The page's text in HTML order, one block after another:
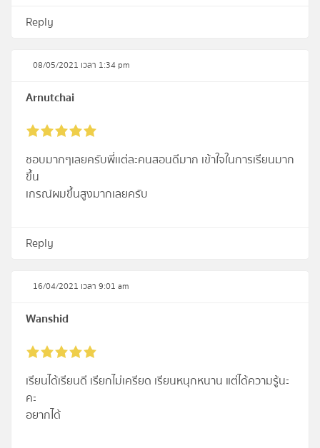
Reply
08/05/2021 เวลา 1:34 pm
Arnutchai
ชอบมากๆเลยครับพี่เเต่ละคนสอนดีมาก เข้าใจในการเรียนมาก
ขึ้น
เกรณ์ผมขึ้นสูงมากเลยครับ
Reply
16/04/2021 เวลา 9:01 am
Wanshid
เรียนได้เรียนดี เรียกไม่เครียด เรียนหนุกหนาน แต่ได้ความรู้นะ
คะ
อยากได้